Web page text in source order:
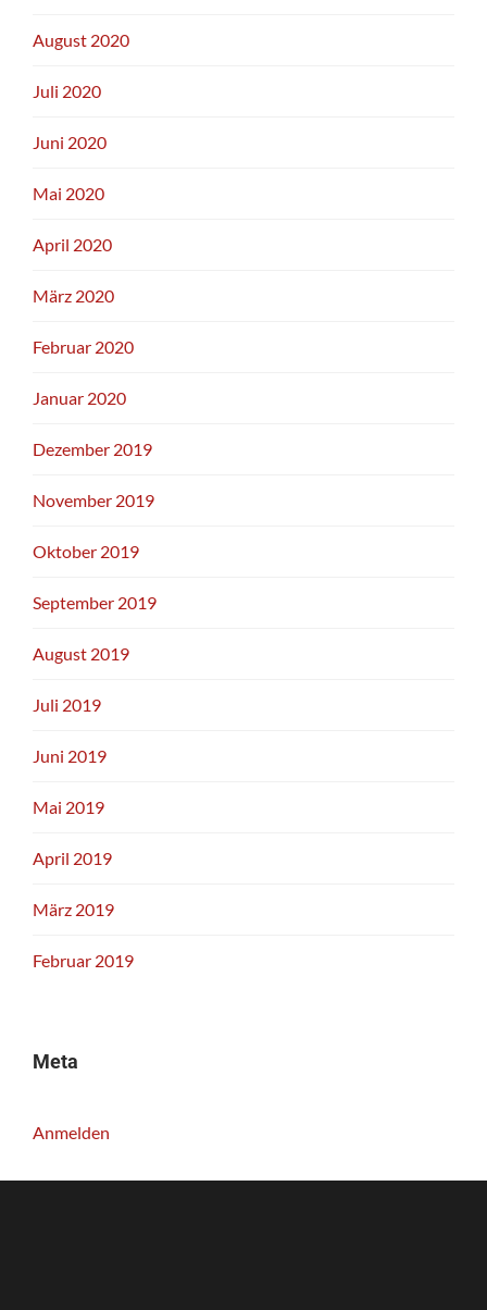
August 2020
Juli 2020
Juni 2020
Mai 2020
April 2020
März 2020
Februar 2020
Januar 2020
Dezember 2019
November 2019
Oktober 2019
September 2019
August 2019
Juli 2019
Juni 2019
Mai 2019
April 2019
März 2019
Februar 2019
Meta
Anmelden